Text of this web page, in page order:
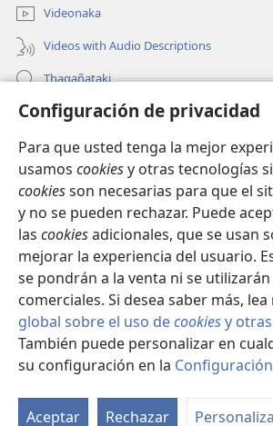
Configuración de privacidad
Para que usted tenga la mejor
usamos cookiesy otras tecnologías
cookiesson necesarias para que el
y no se pueden rechazar. Puede
las cookiesadicionales, que se usan
mejorar la experiencia del usuario.
se pondrán a la venta ni se
comerciales. Si desea saber más,
global sobre el uso decookiesy
También puede personalizar en
su configuración en la
Aceptar Rechazar
Videonaka
Videos with Audio Descriptions
Thaqañataki
Oraqpachat yatiyäwinaka
Donacionanaka
(opens
window)INTERNETANKIR BIBLIOTECA
(opens
new
window)JW Hub ®
(opens
new
window)
Copyright© 2026 Watch Tower Bible and Tract
CONDICIONES DE USO|POLÍTICA DE
CONFIGURACIÓN DE